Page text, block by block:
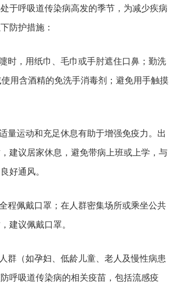
于呼吸道传染病高发的季节，为减少疾病
防护措施：
时，用纸巾、毛巾或手肘遮住口鼻；勤洗
用含酒精的免洗手消毒剂；避免用手触摸
量运动和充足休息有助于增强免疫力。出
建议居家休息，避免带病上班或上学，与
好通风。
程佩戴口罩；在人群密集场所或乘坐公共
建议佩戴口罩。
群（如孕妇、低龄儿童、老人及慢性病患
呼吸道传染病的相关疫苗，包括流感疫